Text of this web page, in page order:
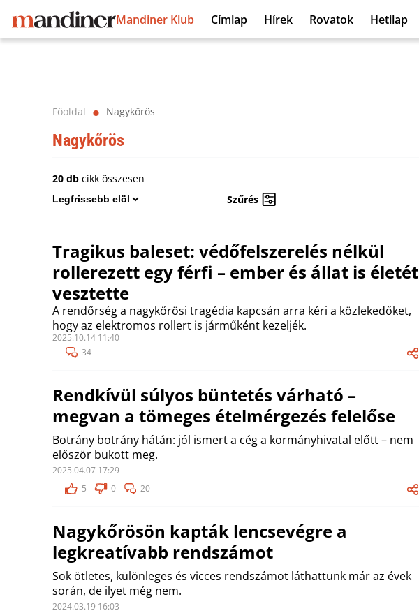
Mandiner Klub Címlap Hírek Rovatok Hetilap
Főoldal ⬤ Nagykőrös
Nagykőrös
20 db cikk összesen
Szűrés
Tragikus baleset: védőfelszerelés nélkül
rollerezett egy férfi – ember és állat is életét
vesztette
A rendőrség a nagykőrösi tragédia kapcsán arra kéri a közlekedőket,
hogy az elektromos rollert is járműként kezeljék.
2025.10.14 11:40
34
Rendkívül súlyos büntetés várható –
megvan a tömeges ételmérgezés felelőse
Botrány botrány hátán: jól ismert a cég a kormányhivatal előtt – nem
először bukott meg.
2025.04.07 17:29
5
0 20
Nagykőrösön kapták lencsevégre a
legkreatívabb rendszámot
Sok ötletes, különleges és vicces rendszámot láthattunk már az évek
során, de ilyet még nem.
2024.03.19 16:03